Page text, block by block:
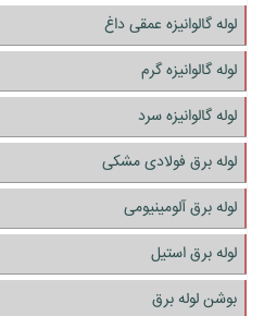
لوله گالوانیزه عمقی داغ
لوله گالوانیزه گرم
لوله گالوانیزه سرد
لوله برق فولادی مشکی
لوله برق آلومینیومی
لوله برق استیل
بوشن لوله برق